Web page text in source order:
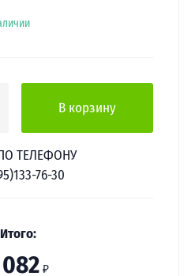
В корзину
ТЕЛЕФОНУ
76-30
Итого:
₽